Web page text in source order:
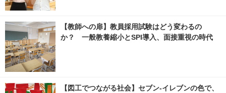
【教師への扉】教員採用試験はどう変わるの
か？ 一般教養縮小とSPI導入、面接重視の時代
【図工でつながる社会】セブン‐イレブンの色で、